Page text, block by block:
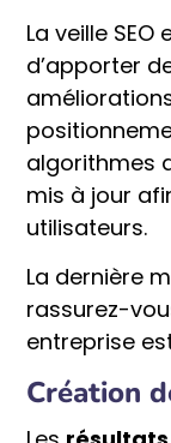
La veille
d’apporter
algorithmes
mis à jour
utilisateurs.
La dernière
rassurez-
entreprise
Création